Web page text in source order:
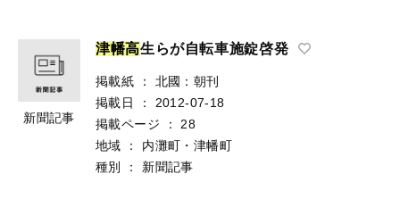
新聞記事
津幡高生らが自転車施錠啓発
掲載紙 ：
北國：朝刊
掲載日
：
2012-07-18
掲載ページ
：
28
地域
：
内灘町・津幡町
種別
： 新聞記事